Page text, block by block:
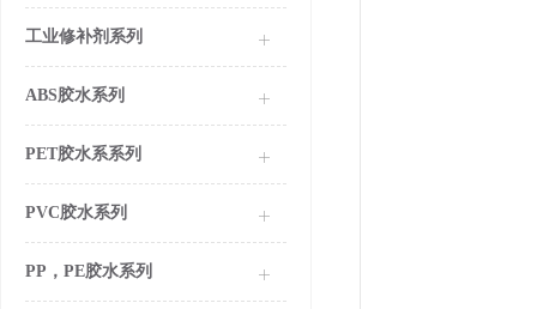
工业修补剂系列
ABS胶水系列
PET胶水系系列
PVC胶水系列
PP，PE胶水系列